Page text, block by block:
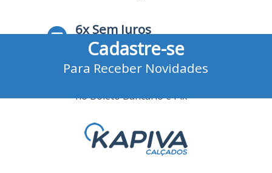
6x Sem Juros
no Cartão de Crédito
no Boleto Bancário e Pix
Cadastre-se
Para Receber Novidades